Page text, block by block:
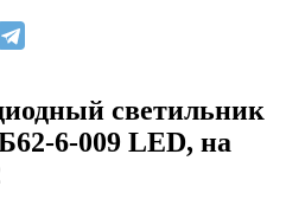
светильник
6-009 LED, на